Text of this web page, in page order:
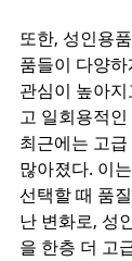
또한, 성인용
품들이 다양
관심이 높아
고 일회용적
최근에는 고
많아졌다. 이
선택할 때 품
난 변화로, 성
을 한층 더 고